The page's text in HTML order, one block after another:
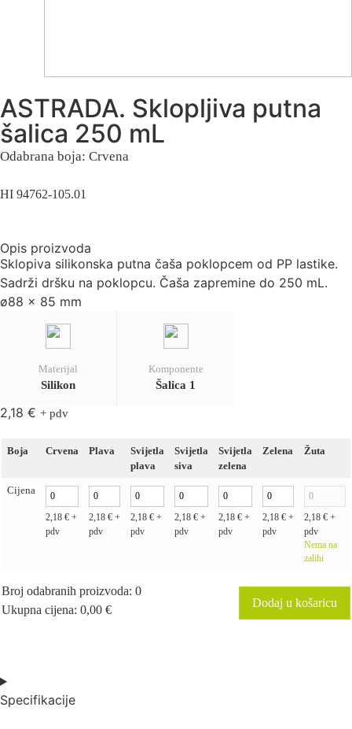
ASTRADA. Sklopljiva putna
šalica 250 mL
Odabrana boja: Crvena
HI 94762-105.01
Opis proizvoda
Sklopiva silikonska putna čaša poklopcem od PP lastike.
Sadrži dršku na poklopcu. Čaša zapremine do 250 mL.
ø88 x 85 mm
Materijal
Silikon
Komponente
Šalica 1
2,18 € + pdv
Boja Crvena Plava
Svijetla
plava
Svijetla
siva
Svijetla
zelena
Zelena Žuta
Cijena
2,18 € +
pdv
2,18 € +
pdv
2,18 € +
pdv
2,18 € +
pdv
2,18 € +
pdv
2,18 € +
pdv
2,18 € +
pdv
Nema na
zalihi
Broj odabranih proizvoda: 0
Ukupna cijena: 0,00 €
Dodaj u košaricu
Specifikacije